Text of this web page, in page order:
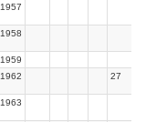
1957
1958
1959
1962 27
1963